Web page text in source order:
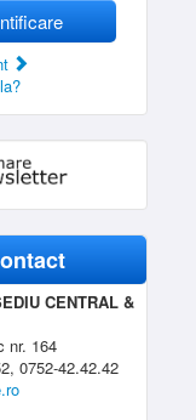
CENTRAL &
nr. 164
0752-42.42.42